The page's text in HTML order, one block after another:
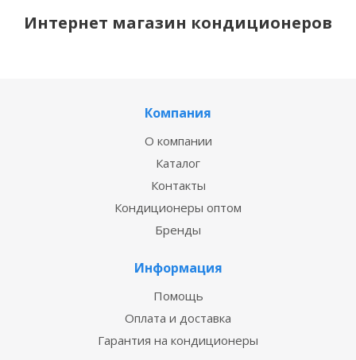
Интернет магазин кондиционеров
Компания
О компании
Каталог
Контакты
Кондиционеры оптом
Бренды
Информация
Помощь
Оплата и доставка
Гарантия на кондиционеры